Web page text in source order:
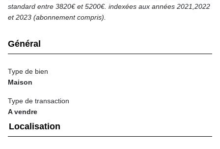
standard entre 3820€ et 5200€. indexées aux années 2021,2022
et 2023 (abonnement compris).
Général
Type de bien
Maison
Type de transaction
A vendre
Localisation